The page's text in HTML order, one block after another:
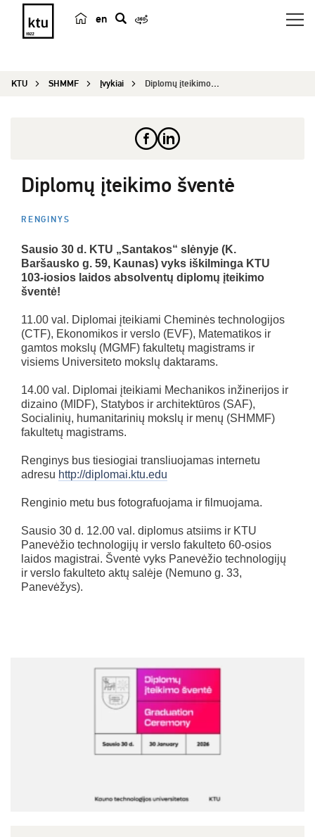
en
e
KTU SHMMF Įvykiai Diplomų įteikimo šventė
Diplomų įteikimo šventė
RENGINYS
Sausio 30 d. KTU „Santakos“ slėnyje (K.
Baršausko g. 59, Kaunas) vyks iškilminga KTU
103-iosios laidos absolventų diplomų įteikimo
šventė!
11.00 val. Diplomai įteikiami Cheminės technologijos
(CTF), Ekonomikos ir verslo (EVF), Matematikos ir
gamtos mokslų (MGMF) fakultetų magistrams ir
visiems Universiteto mokslų daktarams.
14.00 val. Diplomai įteikiami Mechanikos inžinerijos ir
dizaino (MIDF), Statybos ir architektūros (SAF),
Socialinių, humanitarinių mokslų ir menų (SHMMF)
fakultetų magistrams.
Renginys bus tiesiogiai transliuojamas internetu
adresu http://diplomai.ktu.edu
Renginio metu bus fotografuojama ir filmuojama.
Sausio 30 d. 12.00 val. diplomus atsiims ir KTU
Panevėžio technologijų ir verslo fakulteto 60-osios
laidos magistrai. Šventė vyks Panevėžio technologijų
ir verslo fakulteto aktų salėje (Nemuno g. 33,
Panevėžys).